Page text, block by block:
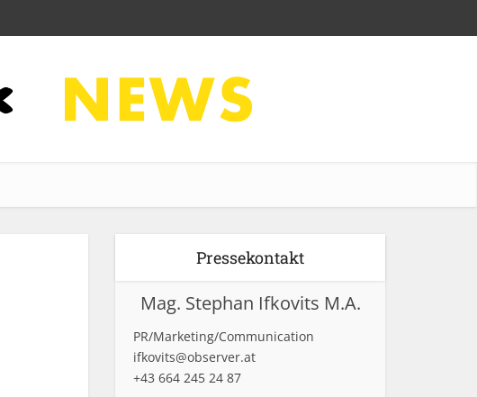
Pressekontakt
Mag. Stephan Ifkovits M.A.
PR/Marketing/Communication
ifkovits@observer.at
+43 664 245 24 87